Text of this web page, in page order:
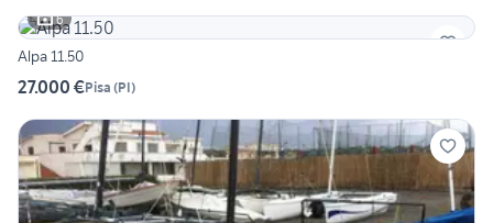
6
Alpa 11.50
27.000 €Pisa (PI)